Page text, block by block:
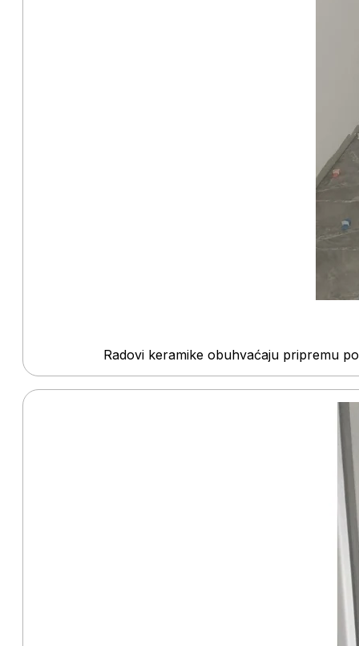
Radovi keramike obuhvaćaju pripremu